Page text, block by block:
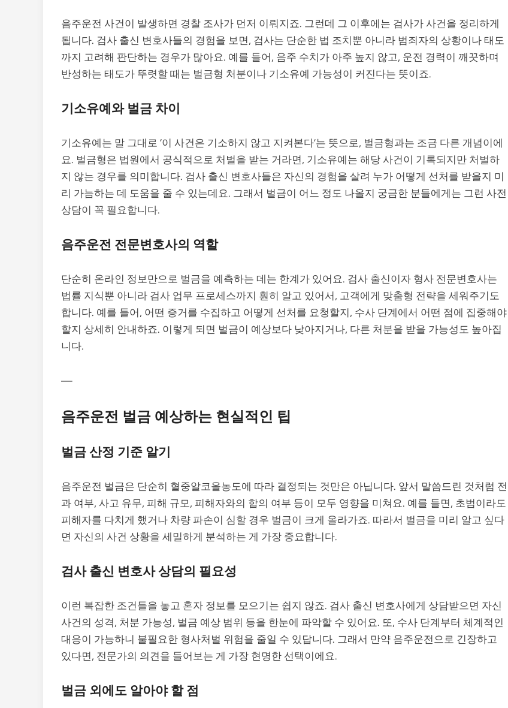
음주운전 사건이 발생하면 경찰 조사가 먼저 이뤄지죠. 그런데 그 이후에는 검사가 사건을 정리하게
됩니다. 검사 출신 변호사들의 경험을 보면, 검사는 단순한 법 조치뿐 아니라 범죄자의 상황이나 태도
까지 고려해 판단하는 경우가 많아요. 예를 들어, 음주 수치가 아주 높지 않고, 운전 경력이 깨끗하며
반성하는 태도가 뚜렷할 때는 벌금형 처분이나 기소유예 가능성이 커진다는 뜻이죠.
기소유예와 벌금 차이
기소유예는 말 그대로 ‘이 사건은 기소하지 않고 지켜본다’는 뜻으로, 벌금형과는 조금 다른 개념이에
요. 벌금형은 법원에서 공식적으로 처벌을 받는 거라면, 기소유예는 해당 사건이 기록되지만 처벌하
지 않는 경우를 의미합니다. 검사 출신 변호사들은 자신의 경험을 살려 누가 어떻게 선처를 받을지 미
리 가늠하는 데 도움을 줄 수 있는데요. 그래서 벌금이 어느 정도 나올지 궁금한 분들에게는 그런 사전
상담이 꼭 필요합니다.
음주운전 전문변호사의 역할
단순히 온라인 정보만으로 벌금을 예측하는 데는 한계가 있어요. 검사 출신이자 형사 전문변호사는
법률 지식뿐 아니라 검사 업무 프로세스까지 훤히 알고 있어서, 고객에게 맞춤형 전략을 세워주기도
합니다. 예를 들어, 어떤 증거를 수집하고 어떻게 선처를 요청할지, 수사 단계에서 어떤 점에 집중해야
할지 상세히 안내하죠. 이렇게 되면 벌금이 예상보다 낮아지거나, 다른 처분을 받을 가능성도 높아집
니다.
—
음주운전 벌금 예상하는 현실적인 팁
벌금 산정 기준 알기
음주운전 벌금은 단순히 혈중알코올농도에 따라 결정되는 것만은 아닙니다. 앞서 말씀드린 것처럼 전
과 여부, 사고 유무, 피해 규모, 피해자와의 합의 여부 등이 모두 영향을 미쳐요. 예를 들면, 초범이라도
피해자를 다치게 했거나 차량 파손이 심할 경우 벌금이 크게 올라가죠. 따라서 벌금을 미리 알고 싶다
면 자신의 사건 상황을 세밀하게 분석하는 게 가장 중요합니다.
검사 출신 변호사 상담의 필요성
이런 복잡한 조건들을 놓고 혼자 정보를 모으기는 쉽지 않죠. 검사 출신 변호사에게 상담받으면 자신
사건의 성격, 처분 가능성, 벌금 예상 범위 등을 한눈에 파악할 수 있어요. 또, 수사 단계부터 체계적인
대응이 가능하니 불필요한 형사처벌 위험을 줄일 수 있답니다. 그래서 만약 음주운전으로 긴장하고
있다면, 전문가의 의견을 들어보는 게 가장 현명한 선택이에요.
벌금 외에도 알아야 할 점